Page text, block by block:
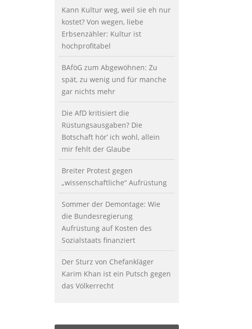
Kann Kultur weg, weil sie eh nur
kostet? Von wegen, liebe
Erbsenzähler: Kultur ist
hochprofitabel
BAföG zum Abgewöhnen: Zu
spät, zu wenig und für manche
gar nichts mehr
Die AfD kritisiert die
Rüstungsausgaben? Die
Botschaft hör’ ich wohl, allein
mir fehlt der Glaube
Breiter Protest gegen
„wissenschaftliche“ Aufrüstung
Sommer der Demontage: Wie
die Bundesregierung
Aufrüstung auf Kosten des
Sozialstaats finanziert
Der Sturz von Chefankläger
Karim Khan ist ein Putsch gegen
das Völkerrecht